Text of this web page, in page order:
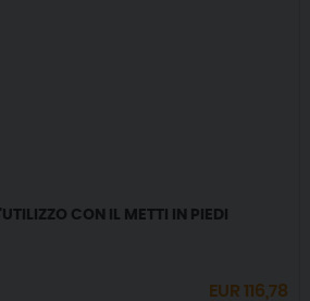
CON IL METTI IN PIEDI
EUR116,78